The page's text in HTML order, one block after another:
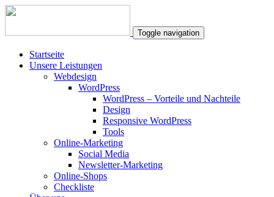
Toggle navigation
Startseite
Unsere Leistungen
Webdesign
WordPress
WordPress – Vorteile und Nachteile
Design
Responsive WordPress
Tools
Online-Marketing
Social Media
Newsletter-Marketing
Online-Shops
Checkliste